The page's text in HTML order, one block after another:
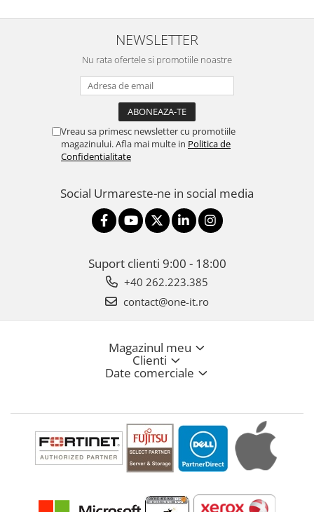
NEWSLETTER
Nu rata ofertele si promotiile noastre
Vreau sa primesc newsletter cu promotiile
magazinului. Afla mai multe in Politica de
Confidentialitate
Social Urmareste-ne in social media
Suport clienti 9:00 - 18:00
+40 262.223.385
contact@one-it.ro
Magazinul meu
Clienti
Date comerciale